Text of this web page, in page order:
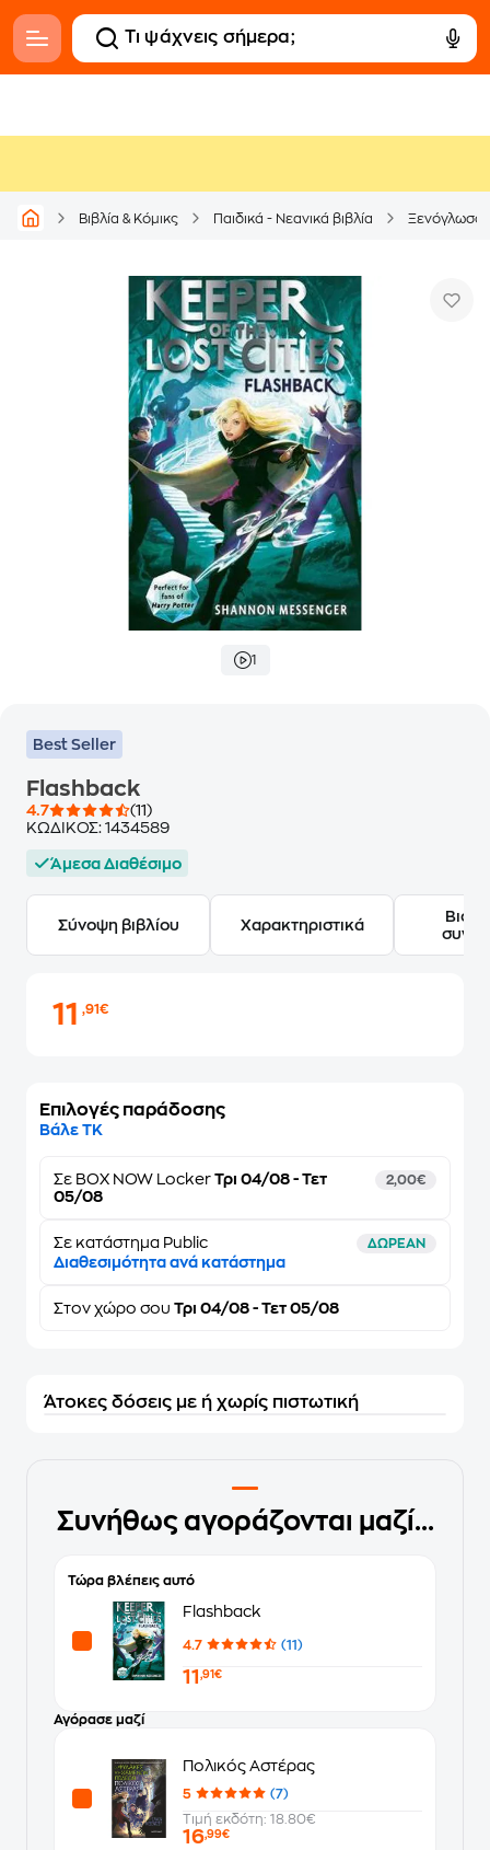
Βιβλία & Κόμικς Παιδικά - Νεανικά βιβλία
1
Best Seller
Flashback
4.7
(11)
ΚΩΔΙΚΟΣ: 1434589
Άμεσα Διαθέσιμο
Σύνοψη βιβλίου Χαρακτηριστικά
11,91€
Επιλογές παράδοσης
Βάλε ΤΚ
Σε BOX NOW Locker Τρι 04/08 - Τετ
05/08
2,00€
Σε κατάστημα Public ΔΩΡΕΑΝ
Διαθεσιμότητα ανά κατάστημα
Στον χώρο σου Τρι 04/08 - Τετ 05/08
Άτοκες δόσεις με ή χωρίς πιστωτική
Συνήθως αγοράζονται μαζί...
Τώρα βλέπεις αυτό
Flashback
4.7 (11)
11 ,91€
Αγόρασε μαζί
Πολικός Αστέρας
5
(7)
Τιμή εκδότη: 18.80€
16,99€